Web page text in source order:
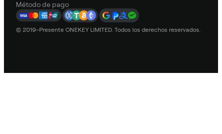
Método de pago
© 2019–Presente ONEKEY LIMITED. Todos los derechos reservados.